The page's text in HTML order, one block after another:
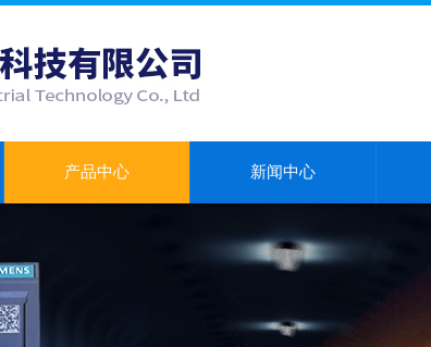
产品中心 新闻中心